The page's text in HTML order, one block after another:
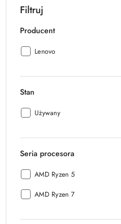
Filtruj
Producent
Producent:
Lenovo
Stan
Stan:
Używany
Seria procesora
Seria
AMD Ryzen 5
Seria
AMD Ryzen 7